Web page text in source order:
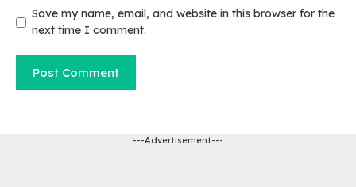
Save my name, email, and website in this browser for the
next time I comment.
---Advertisement---